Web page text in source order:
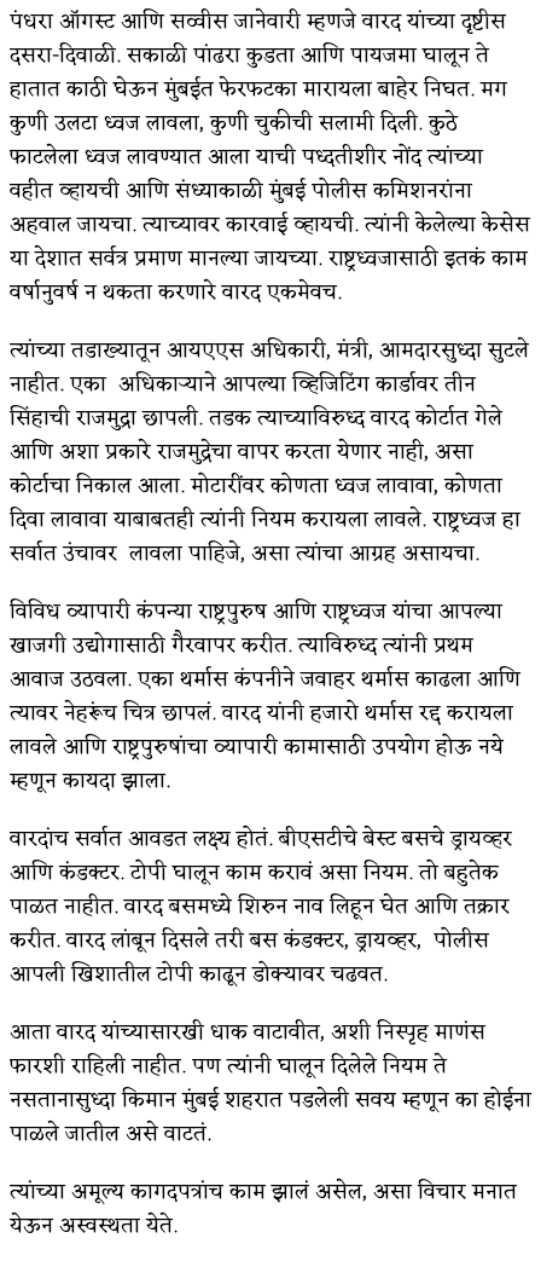
पंधरा ऑगस्ट आणि सव्वीस जानेवारी म्हणजे वारद यांच्या दृष्टीस
दसरा-दिवाळी. सकाळी पांढरा कुडता आणि पायजमा घालून ते
हातात काठी घेऊन मुंबईत फेरफटका मारायला बाहेर निघत. मग
कुणी उलटा ध्वज लावला, कुणी चुकीची सलामी दिली. कुठे
फाटलेला ध्वज लावण्यात आला याची पध्दतीशीर नोंद त्यांच्या
वहीत व्हायची आणि संध्याकाळी मुंबई पोलीस कमिशनरांना
अहवाल जायचा. त्याच्यावर कारवाई व्हायची. त्यांनी केलेल्या केसेस
या देशात सर्वत्र प्रमाण मानल्या जायच्या. राष्ट्रध्वजासाठी इतकं काम
वर्षानुवर्ष न थकता करणारे वारद एकमेवच.
त्यांच्या तडाख्यातून आयएएस अधिकारी, मंत्री, आमदारसुध्दा सुटले
नाहीत. एका अधिकाऱ्याने आपल्या व्हिजिटिंग कार्डावर तीन
सिंहाची राजमुद्रा छापली. तडक त्याच्याविरुध्द वारद कोर्टात गेले
आणि अशा प्रकारे राजमुद्रेचा वापर करता येणार नाही, असा
कोर्टाचा निकाल आला. मोटारींवर कोणता ध्वज लावावा, कोणता
दिवा लावावा याबाबतही त्यांनी नियम करायला लावले. राष्ट्रध्वज हा
सर्वात उंचावर लावला पाहिजे, असा त्यांचा आग्रह असायचा.
विविध व्यापारी कंपन्या राष्ट्रपुरुष आणि राष्ट्रध्वज यांचा आपल्या
खाजगी उद्योगासाठी गैरवापर करीत. त्याविरुध्द त्यांनी प्रथम
आवाज उठवला. एका थर्मास कंपनीने जवाहर थर्मास काढला आणि
त्यावर नेहरूंच चित्र छापलं. वारद यांनी हजारो थर्मास रद्द करायला
लावले आणि राष्ट्रपुरुषांचा व्यापारी कामासाठी उपयोग होऊ नये
म्हणून कायदा झाला.
वारदांच सर्वात आवडत लक्ष्य होतं. बीएसटीचे बेस्ट बसचे ड्रायव्हर
आणि कंडक्टर. टोपी घालून काम करावं असा नियम. तो बहुतेक
पाळत नाहीत. वारद बसमध्ये शिरुन नाव लिहून घेत आणि तक्रार
करीत. वारद लांबून दिसले तरी बस कंडक्टर, ड्रायव्हर, पोलीस
आपली खिशातील टोपी काढून डोक्यावर चढवत.
आता वारद यांच्यासारखी धाक वाटावीत, अशी निस्पृह माणंस
फारशी राहिली नाहीत. पण त्यांनी घालून दिलेले नियम ते
नसतानासुध्दा किमान मुंबई शहरात पडलेली सवय म्हणून का होईना
पाळले जातील असे वाटतं.
त्यांच्या अमूल्य कागदपत्रांच काम झालं असेल, असा विचार मनात
येऊन अस्वस्थता येते.